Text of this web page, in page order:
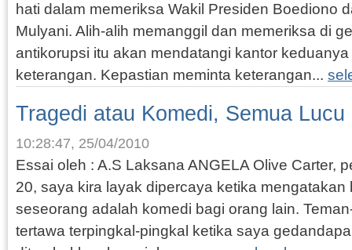
hati dalam memeriksa Wakil Presiden Boediono
Mulyani. Alih-alih memanggil dan memeriksa di
antikorupsi itu akan mendatangi kantor
keterangan. Kepastian meminta keterangan...
Tragedi atau Komedi, Semua Lucu
10:28:47, 25/04/2010
Essai oleh : A.S Laksana ANGELA Olive Carter,
20, saya kira layak dipercaya ketika mengatakan
seseorang adalah komedi bagi orang lain.
tertawa terpingkal-pingkal ketika saya